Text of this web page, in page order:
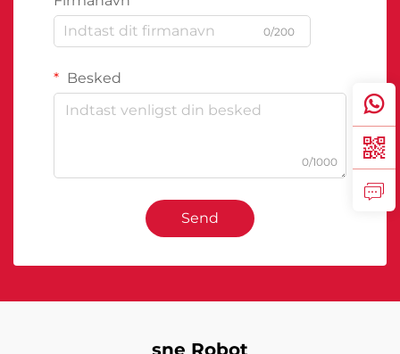
0/200
Besked
0/1000
Send
sne Robot